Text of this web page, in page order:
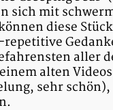
sich mit
diese
aller
alten
sehr